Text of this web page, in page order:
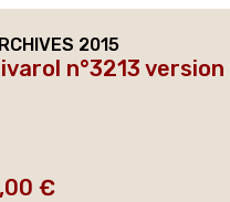
2015
n°3213
€